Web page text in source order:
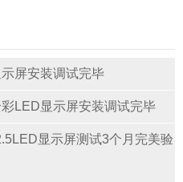
屏安装调试完毕
LED显示屏安装调试完毕
显示屏测试3个月完美验